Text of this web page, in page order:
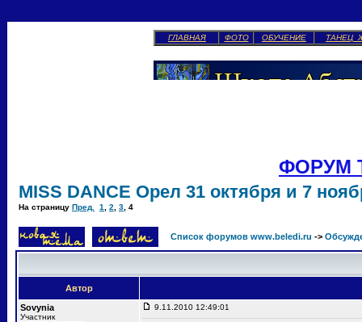
ГЛАВНАЯ ФОТО ОБУЧЕНИЕ ТАНЕЦ
ФОРУМ
MISS DANCE Орел 31 октября и 7
На страницу Пред. 1 2 3 4
Список форумов www.beledi.ru ->
Автор
Sovynia
Участник
9.11.2010 12:49:01